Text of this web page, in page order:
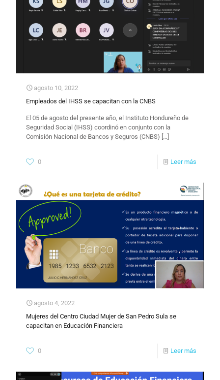
agosto 10, 2022
Empleados del IHSS se capacitan con la CNBS
El 05 de agosto del presente año, el Instituto Hondureño de
Seguridad Social (IHSS) coordinó en conjunto con la
Comisión Nacional de Bancos y Seguros (CNBS) […]
0 Leer más
agosto 4, 2022
Mujeres del Centro Ciudad Mujer de San Pedro Sula se
capacitan en Educación Financiera
0 Leer más